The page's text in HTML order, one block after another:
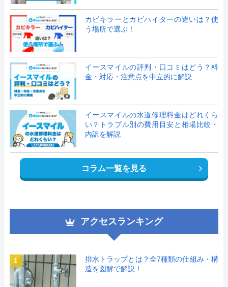
カビキラーとカビハイターの違いは？使
う場所で選ぶ！
イースマイルの評判・口コミはどう？料
金・対応・注意点を中立的に解説
イースマイルの水道修理料金はどれくら
い？トラブル別の費用目安と相場比較・
内訳を解説
コラム一覧を見る
アクセスランキング
1
排水トラップとは？全7種類の仕組み・構
造を図解で解説！